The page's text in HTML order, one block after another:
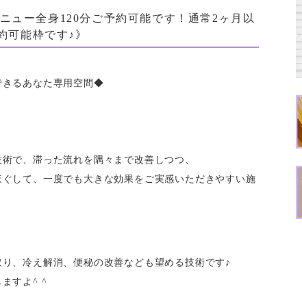
ュー全身120分ご予約可能です！通常2ヶ月以
可能枠です♪》
きるあなた専用空間◆
で、滞った流れを隅々まで改善しつつ、
して、一度でも大きな効果をご実感いただきやすい施
、冷え解消、便秘の改善なども望める技術です♪
ますよ^ ^